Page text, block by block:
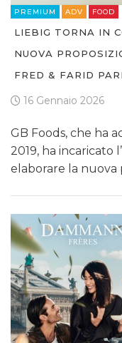
PREMIUM ADV FOOD
LIEBIG TORNA IN
NUOVA
FRED & FARID
16 Gennaio 2026
GB Foods, che ha
2019, ha incaricato
elaborare la nuova